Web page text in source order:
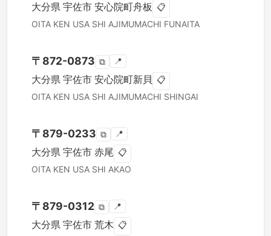
大分県 宇佐市 安心院町舟板 📋
OITA KEN USA SHI AJIMUMACHI FUNAITA
〒 872-0873 ⧉ 📍
大分県 宇佐市 安心院町新貝 📋
OITA KEN USA SHI AJIMUMACHI SHINGAI
〒 879-0233 ⧉ 📍
大分県 宇佐市 赤尾 📋
OITA KEN USA SHI AKAO
〒 879-0312 ⧉ 📍
大分県 宇佐市 荒木 📋